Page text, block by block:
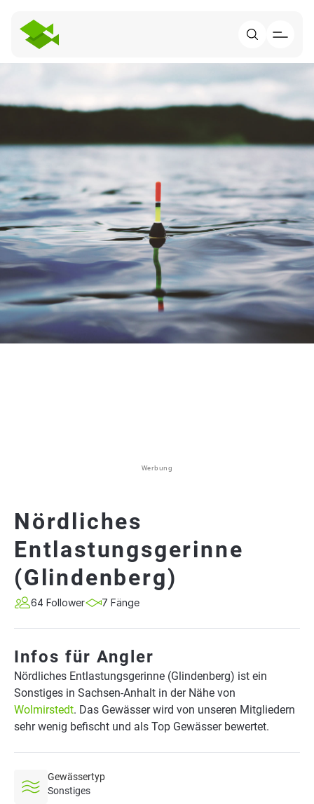
Werbung
Nördliches
Entlastungsgerinne
(Glindenberg)
64 Follower 7 Fänge
Infos für Angler
Nördliches Entlastungsgerinne (Glindenberg) ist ein
Sonstiges in Sachsen-Anhalt in der Nähe von
Wolmirstedt. Das Gewässer wird von unseren Mitgliedern
sehr wenig befischt und als Top Gewässer bewertet.
Gewässertyp
Sonstiges